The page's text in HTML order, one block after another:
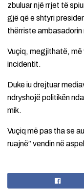
zbuluar një rrjet të
gjë që e shtyri
thërriste ambasadorin
Vuçiq, megjithatë, më
incidentit.
Duke iu drejtuar
ndryshojë politikën
mik.
Vuçiq më pas tha se
ruajnë” vendin në